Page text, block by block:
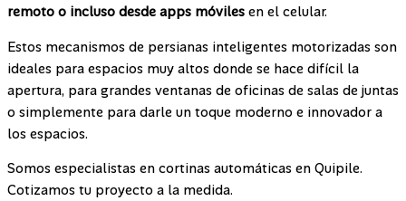
remoto o incluso desde apps móviles en el celular.
Estos mecanismos de persianas inteligentes motorizadas son
ideales para espacios muy altos donde se hace difícil la
apertura, para grandes ventanas de oficinas de salas de juntas
o simplemente para darle un toque moderno e innovador a
los espacios.
Somos especialistas en cortinas automáticas en Quipile.
Cotizamos tu proyecto a la medida.